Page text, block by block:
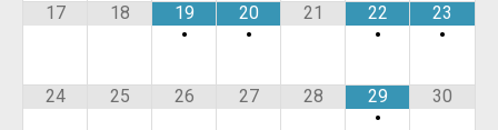
17 18
19
•
20
•
21
22
•
23
•
24 25 26 27 28
29
•
30